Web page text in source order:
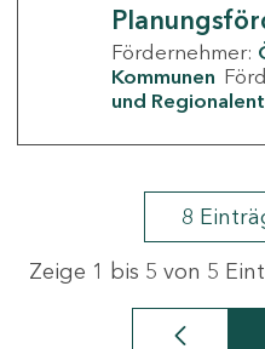
Fördernehmer:
Kommunen
und
8
Zeige 1 bis 5 von 5